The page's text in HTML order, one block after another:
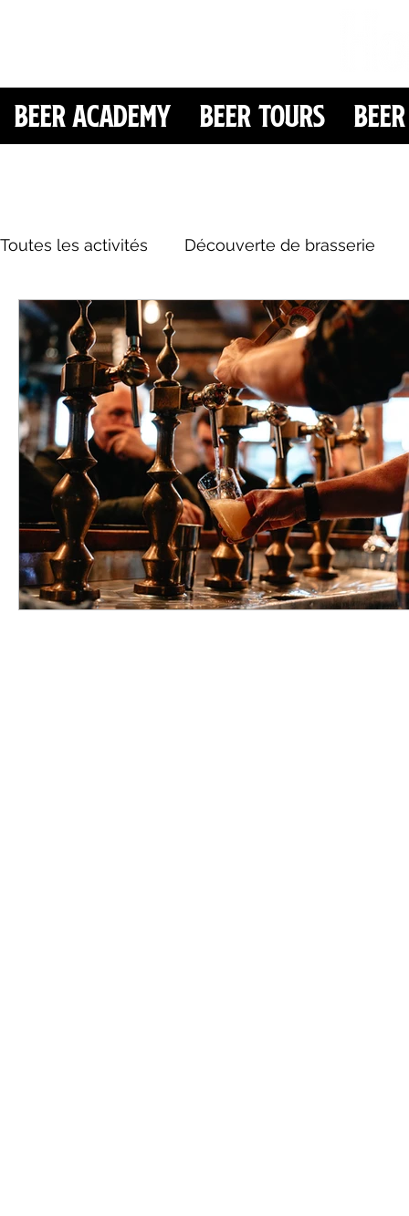
Beer Academy Beer Tours
Toutes les activités Découverte de brasserie
Ludique & compétitif Beer Pairing